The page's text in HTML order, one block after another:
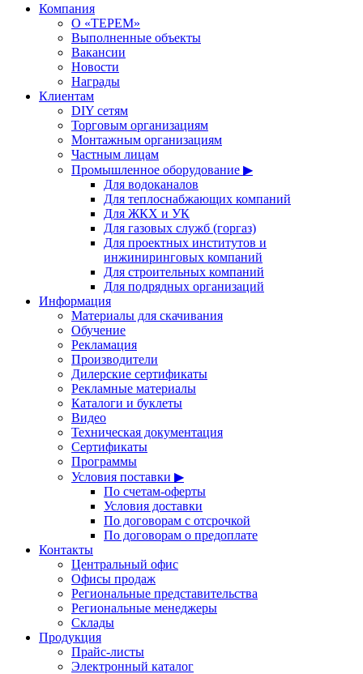
Компания
О «ТЕРЕМ»
Выполненные объекты
Вакансии
Новости
Награды
Клиентам
DIY сетям
Торговым организациям
Монтажным организациям
Частным лицам
Промышленное оборудование ▶
Для водоканалов
Для теплоснабжающих компаний
Для ЖКХ и УК
Для газовых служб (горгаз)
Для проектных институтов и
инжиниринговых компаний
Для строительных компаний
Для подрядных организаций
Информация
Материалы для скачивания
Обучение
Рекламация
Производители
Дилерские сертификаты
Рекламные материалы
Каталоги и буклеты
Видео
Техническая документация
Сертификаты
Программы
Условия поставки ▶
По счетам-оферты
Условия доставки
По договорам с отсрочкой
По договорам о предоплате
Контакты
Центральный офис
Офисы продаж
Региональные представительства
Региональные менеджеры
Склады
Продукция
Прайс-листы
Электронный каталог